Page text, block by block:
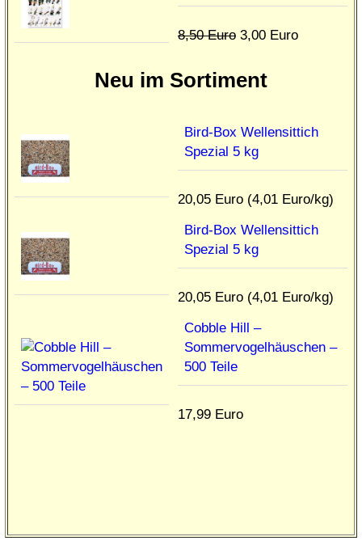
8,50 Euro 3,00 Euro
Neu im Sortiment
Bird-Box Wellensittich
Spezial 5 kg
20,05 Euro (4,01 Euro/kg)
Bird-Box Wellensittich
Spezial 5 kg
20,05 Euro (4,01 Euro/kg)
Cobble Hill –
Sommervogelhäuschen –
500 Teile
17,99 Euro